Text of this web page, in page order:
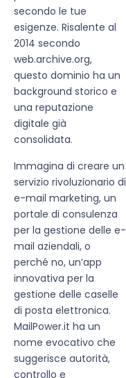
secondo le tue
esigenze. Risalente al
2014 secondo
web.archive.org,
questo dominio ha un
background storico e
una reputazione
digitale già
consolidata.
Immagina di creare un
servizio rivoluzionario di
e-mail marketing, un
portale di consulenza
per la gestione delle e-
mail aziendali, o
perché no, un’app
innovativa per la
gestione delle caselle
di posta elettronica.
MailPower.it ha un
nome evocativo che
suggerisce autorità,
controllo e